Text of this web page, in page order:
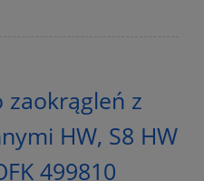
zaokrągleń z
HW, S8 HW
499810